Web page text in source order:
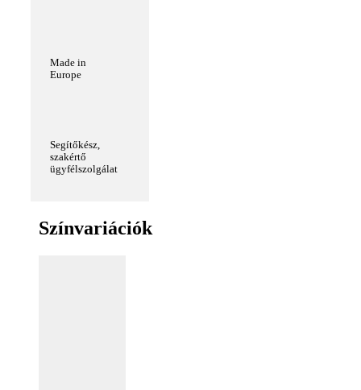
Made in
Europe
Segítőkész,
szakértő
ügyfélszolgálat
Színvariációk